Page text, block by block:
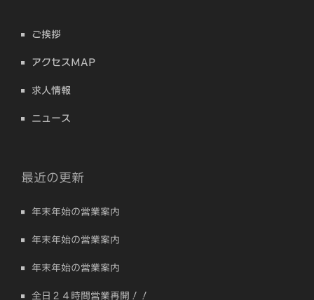
ご挨拶
アクセスMAP
求人情報
ニュース
最近の更新
年末年始の営業案内
年末年始の営業案内
年末年始の営業案内
全日２４時間営業再開！！